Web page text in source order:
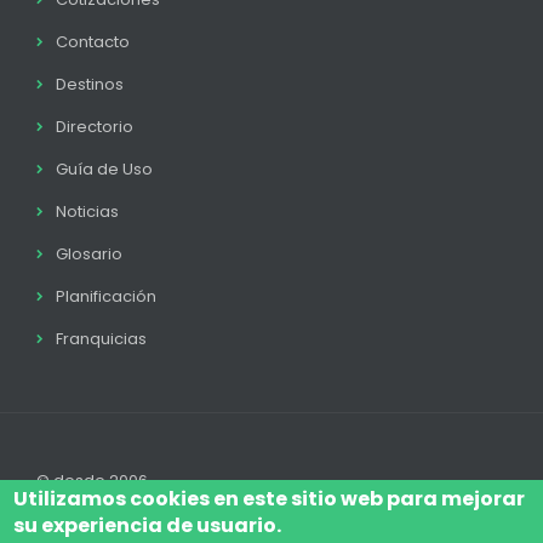
Contacto
Destinos
Directorio
Guía de Uso
Noticias
Glosario
Planificación
Franquicias
© desde 2006
Utilizamos cookies en este sitio web para mejorar
su experiencia de usuario.